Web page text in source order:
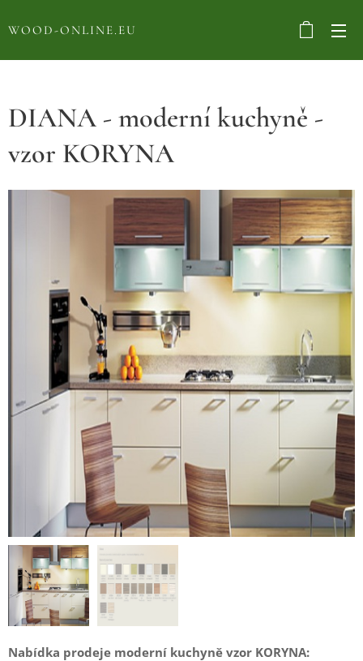
WOOD-ONLINE.EU
DIANA - moderní kuchyně -
vzor KORYNA
Nabídka prodeje moderní kuchyně vzor KORYNA: